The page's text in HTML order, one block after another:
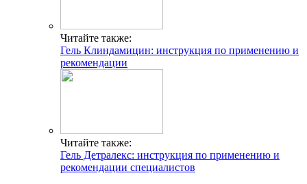
Читайте также:
Гель Клиндамицин: инструкция по применению и
рекомендации
Читайте также:
Гель Детралекс: инструкция по применению и
рекомендации специалистов